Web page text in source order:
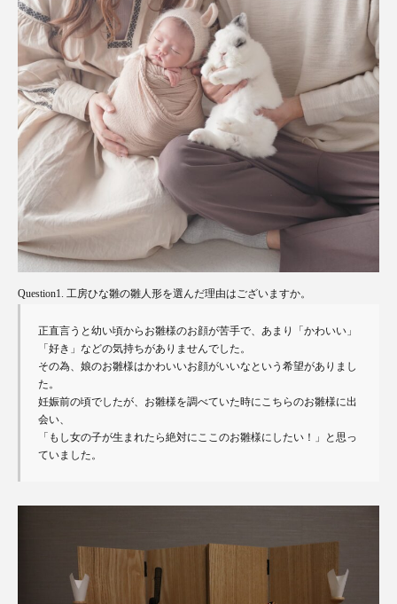
Question1. 工房ひな雛の雛人形を選んだ理由はございますか。
正直言うと幼い頃からお雛様のお顔が苦手で、あまり「かわいい」
「好き」などの気持ちがありませんでした。
その為、娘のお雛様はかわいいお顔がいいなという希望がありまし
た。
妊娠前の頃でしたが、お雛様を調べていた時にこちらのお雛様に出
会い、
「もし女の子が生まれたら絶対にここのお雛様にしたい！」と思っ
ていました。